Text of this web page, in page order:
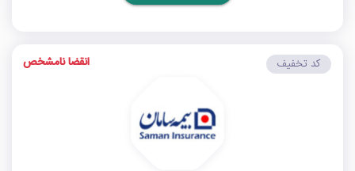
کد تخفیف انقضا نامشخص